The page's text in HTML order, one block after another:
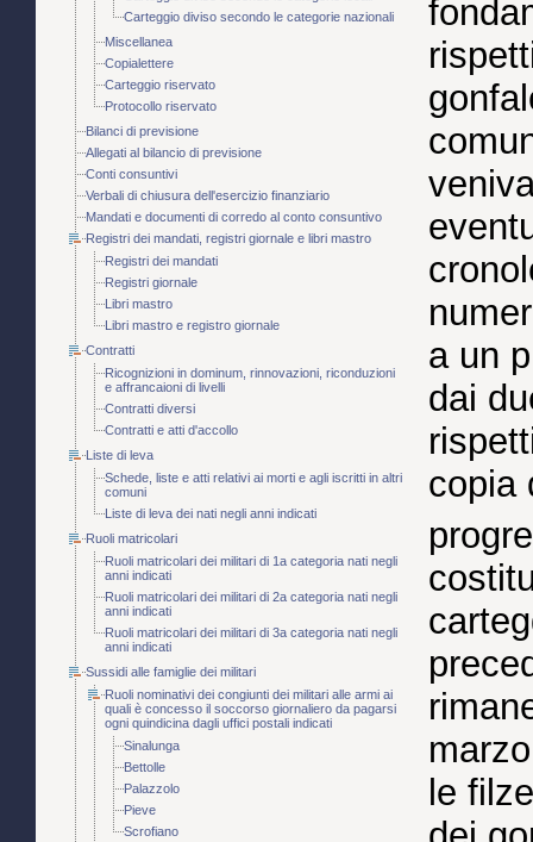
Carteggio diviso secondo le categorie nazionali
Miscellanea
Copialettere
Carteggio riservato
Protocollo riservato
Bilanci di previsione
Allegati al bilancio di previsione
Conti consuntivi
Verbali di chiusura dell'esercizio finanziario
Mandati e documenti di corredo al conto consuntivo
Registri dei mandati, registri giornale e libri mastro
Registri dei mandati
Registri giornale
Libri mastro
Libri mastro e registro giornale
Contratti
Ricognizioni in dominum, rinnovazioni, riconduzioni
e affrancaioni di livelli
Contratti diversi
Contratti e atti d'accollo
Liste di leva
Schede, liste e atti relativi ai morti e agli iscritti in altri
comuni
Liste di leva dei nati negli anni indicati
Ruoli matricolari
Ruoli matricolari dei militari di 1a categoria nati negli
anni indicati
Ruoli matricolari dei militari di 2a categoria nati negli
anni indicati
Ruoli matricolari dei militari di 3a categoria nati negli
anni indicati
Sussidi alle famiglie dei militari
Ruoli nominativi dei congiunti dei militari alle armi ai
quali è concesso il soccorso giornaliero da pagarsi
ogni quindicina dagli uffici postali indicati
Sinalunga
Bettolle
Palazzolo
Pieve
Scrofiano
a un
dai
copia
le